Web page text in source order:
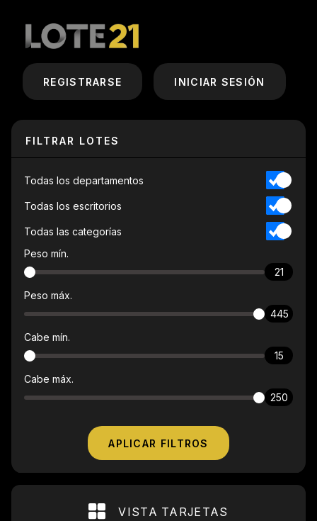
REGISTRARSE INICIAR SESIÓN
FILTRAR LOTES
Todas los departamentos
Todas los escritorios
Todas las categorías
Peso mín.
21
Peso máx.
445
Cabe mín.
15
Cabe máx.
250
APLICAR FILTROS
VISTA TARJETAS